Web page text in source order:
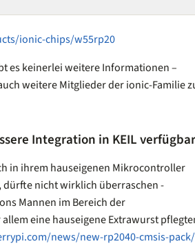
ionic-chips/w55rp20
es keinerlei weitere Informationen –
weitere Mitglieder der ionic-Familie
Integration in KEIL
in ihrem hauseigenen Mikrocontroller
dürfte nicht wirklich überraschen -
Mannen im Bereich der
eine hauseigene Extrawurst
news/new-rp2040-cmsis-pack/